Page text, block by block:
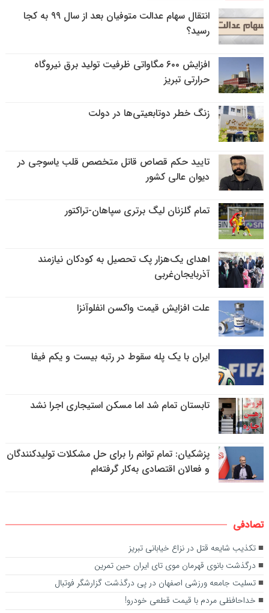
انتقال سهام عدالت متوفیان بعد از سال ۹۹ به کجا
رسید؟
افزایش ۶۰۰ مگاواتی ظرفیت تولید برق نیروگاه
حرارتی تبریز
زنگ خطر دوتابعیتی‌ها در دولت
تایید حکم قصاص قاتل متخصص قلب یاسوجی در
دیوان عالی کشور
تمام گلزنان لیگ‌ برتری سپاهان-تراکتور
اهدای یک‌هزار پک تحصیل به کودکان نیازمند
آذربایجان‌غربی
علت افزایش قیمت واکسن انفلوآنزا
ایران با یک پله سقوط در رتبه بیست و یکم فیفا
تابستان تمام شد اما مسکن استیجاری اجرا نشد
پزشکیان: تمام توانم را برای حل مشکلات تولیدکنندگان
و فعالان اقتصادی به‌کار گرفته‌ام
تصادفی
تکذیب شایعه قتل در نزاع خیابانی تبریز
درگذشت بانوی قهرمان موی تای ایران حین تمرین
تسلیت جامعه ورزشی اصفهان در پی درگذشت گزارشگر فوتبال
خداحافظی مردم با قیمت قطعی خودرو!